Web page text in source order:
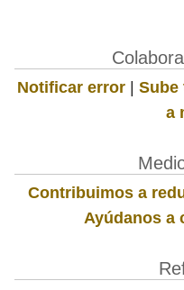
Notificar error | Sube
a
Contribuimos a
Ayúdanos a